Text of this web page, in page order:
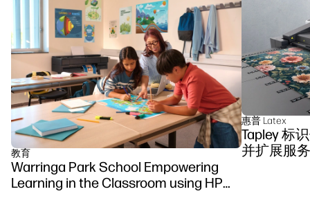
教育
Warringa Park School Empowering
Learning in the Classroom using HP
惠普 Latex
Tapley 标
并扩展服务